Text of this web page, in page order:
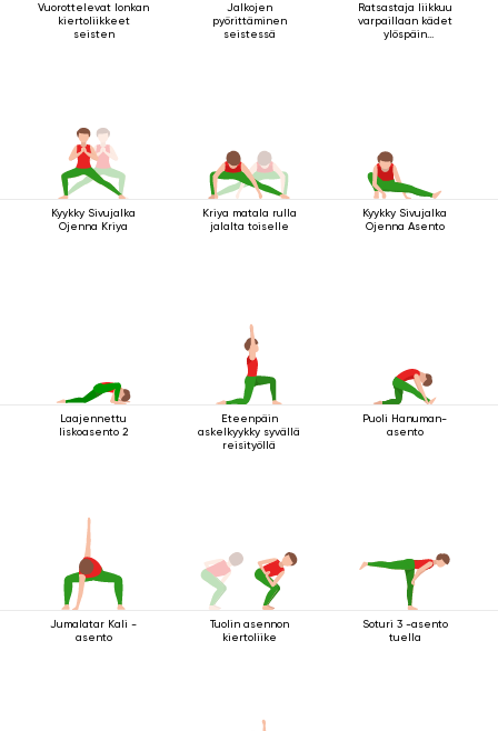
Vuorottelevat lonkan
kiertoliikkeet
seisten
Jalkojen
pyörittäminen
seistessä
Ratsastaja liikkuu
varpaillaan kädet
ylöspäin
Kyykky Sivujalka
Ojenna Kriya
Kriya matala rulla
jalalta toiselle
Kyykky Sivujalka
Ojenna Asento
Laajennettu
liskoasento 2
Eteenpäin
askelkyykky syvällä
reisityöllä
Puoli Hanuman-
asento
Jumalatar Kali -
asento
Tuolin asennon
kiertoliike
Soturi 3 -asento
tuella